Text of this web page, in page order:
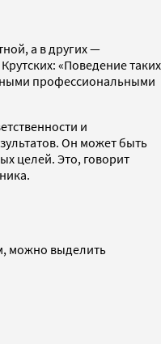
а в других —
«Поведение таких
профессиональными
и
Он может быть
целей. Это, говорит
можно выделить